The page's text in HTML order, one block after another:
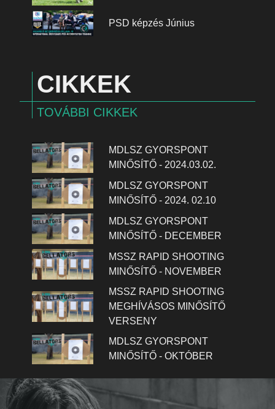
PSD képzés Június
CIKKEK
TOVÁBBI CIKKEK
MDLSZ GYORSPONT
MINŐSÍTŐ - 2024.03.02.
MDLSZ GYORSPONT
MINŐSÍTŐ - 2024. 02.10
MDLSZ GYORSPONT
MINŐSÍTŐ - DECEMBER
MSSZ RAPID SHOOTING
MINŐSÍTŐ - NOVEMBER
MSSZ RAPID SHOOTING
MEGHÍVÁSOS MINŐSÍTŐ
VERSENY
MDLSZ GYORSPONT
MINŐSÍTŐ - OKTÓBER